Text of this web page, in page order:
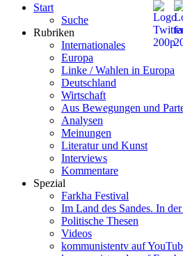
Start
Suche
Rubriken
Internationales
Europa
Linke / Wahlen in Europa
Deutschland
Wirtschaft
Aus Bewegungen und
Analysen
Meinungen
Literatur und Kunst
Interviews
Kommentare
Spezial
Farkha Festival
Im Land des Sandes. In der
Politische Thesen
Videos
kommunistentv auf